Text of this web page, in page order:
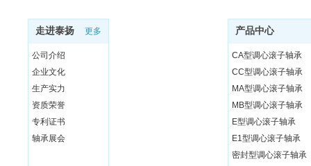
走进泰扬 更多
公司介绍
企业文化
生产实力
资质荣誉
专利证书
轴承展会
产品中心
CA型调心滚子轴承
CC型调心滚子轴承
MA型调心滚子轴承
MB型调心滚子轴承
E型调心滚子轴承
E1型调心滚子轴承
密封型调心滚子轴承